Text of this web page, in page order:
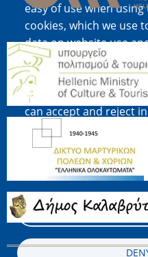
easy of use when
cookies, which we use
data on website use
cookies, which are
content and
ALL", you consent to
can accept and reject
revoke your consent
"Settings".
Cookie documentation
COOKIE
Image
Image
Image